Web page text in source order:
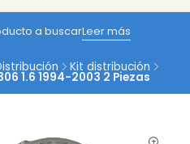
a buscarLeer más
Kit distribución
1.6 1994-2003 2 Piezas